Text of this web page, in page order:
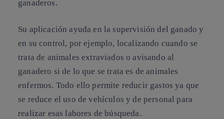
ganaderos.
Su aplicación ayuda en la supervisión del ganado y
en su control, por ejemplo, localizando cuando se
trata de animales extraviados o avisando al
ganadero si de lo que se trata es de animales
enfermos. Todo ello permite reducir gastos ya que
se reduce el uso de vehículos y de personal para
realizar esas labores de búsqueda.